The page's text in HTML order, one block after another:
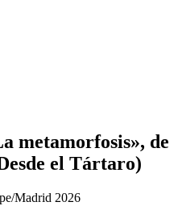
metamorfosis», de
el Tártaro)
Madrid 2026